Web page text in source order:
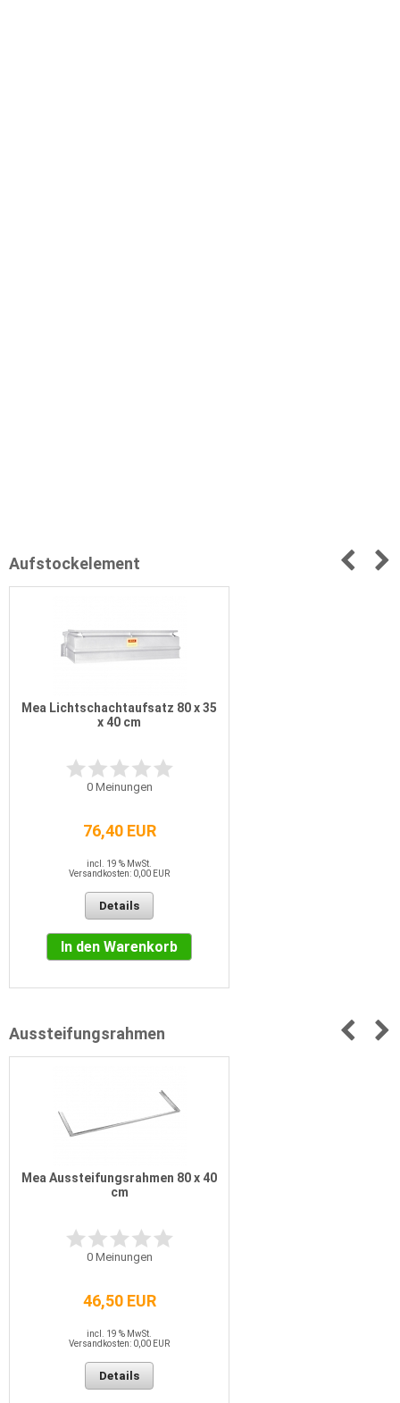
Aufstockelement
Mea Lichtschachtaufsatz 80 x 35
x 40 cm
0Meinungen
76,40 EUR
incl. 19 % MwSt.
Versandkosten: 0,00 EUR
Details
In den Warenkorb
Aussteifungsrahmen
Mea Aussteifungsrahmen 80 x 40
cm
0Meinungen
46,50 EUR
incl. 19 % MwSt.
Versandkosten: 0,00 EUR
Details